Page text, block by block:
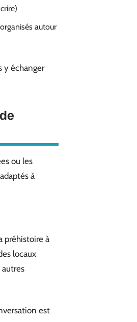
autour
y échanger
ou les
à
préhistoire à
locaux
est